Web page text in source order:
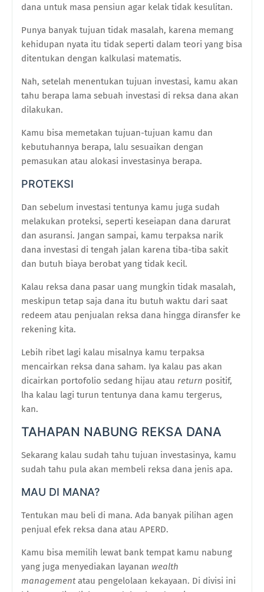
dana untuk masa pensiun agar kelak tidak kesulitan.
Punya banyak tujuan tidak masalah, karena memang
kehidupan nyata itu tidak seperti dalam teori yang bisa
ditentukan dengan kalkulasi matematis.
Nah, setelah menentukan tujuan investasi, kamu akan
tahu berapa lama sebuah investasi di reksa dana akan
dilakukan.
Kamu bisa memetakan tujuan-tujuan kamu dan
kebutuhannya berapa, lalu sesuaikan dengan
pemasukan atau alokasi investasinya berapa.
PROTEKSI
Dan sebelum investasi tentunya kamu juga sudah
melakukan proteksi, seperti keseiapan dana darurat
dan asuransi. Jangan sampai, kamu terpaksa narik
dana investasi di tengah jalan karena tiba-tiba sakit
dan butuh biaya berobat yang tidak kecil.
Kalau reksa dana pasar uang mungkin tidak masalah,
meskipun tetap saja dana itu butuh waktu dari saat
redeem atau penjualan reksa dana hingga diransfer ke
rekening kita.
Lebih ribet lagi kalau misalnya kamu terpaksa
mencairkan reksa dana saham. Iya kalau pas akan
dicairkan portofolio sedang hijau atau return positif,
lha kalau lagi turun tentunya dana kamu tergerus,
kan.
TAHAPAN NABUNG REKSA DANA
Sekarang kalau sudah tahu tujuan investasinya, kamu
sudah tahu pula akan membeli reksa dana jenis apa.
MAU DI MANA?
Tentukan mau beli di mana. Ada banyak pilihan agen
penjual efek reksa dana atau APERD.
Kamu bisa memilih lewat bank tempat kamu nabung
yang juga menyediakan layanan wealth
management atau pengelolaan kekayaan. Di divisi ini